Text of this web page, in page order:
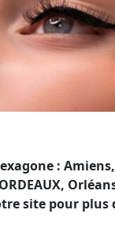
:
site pour